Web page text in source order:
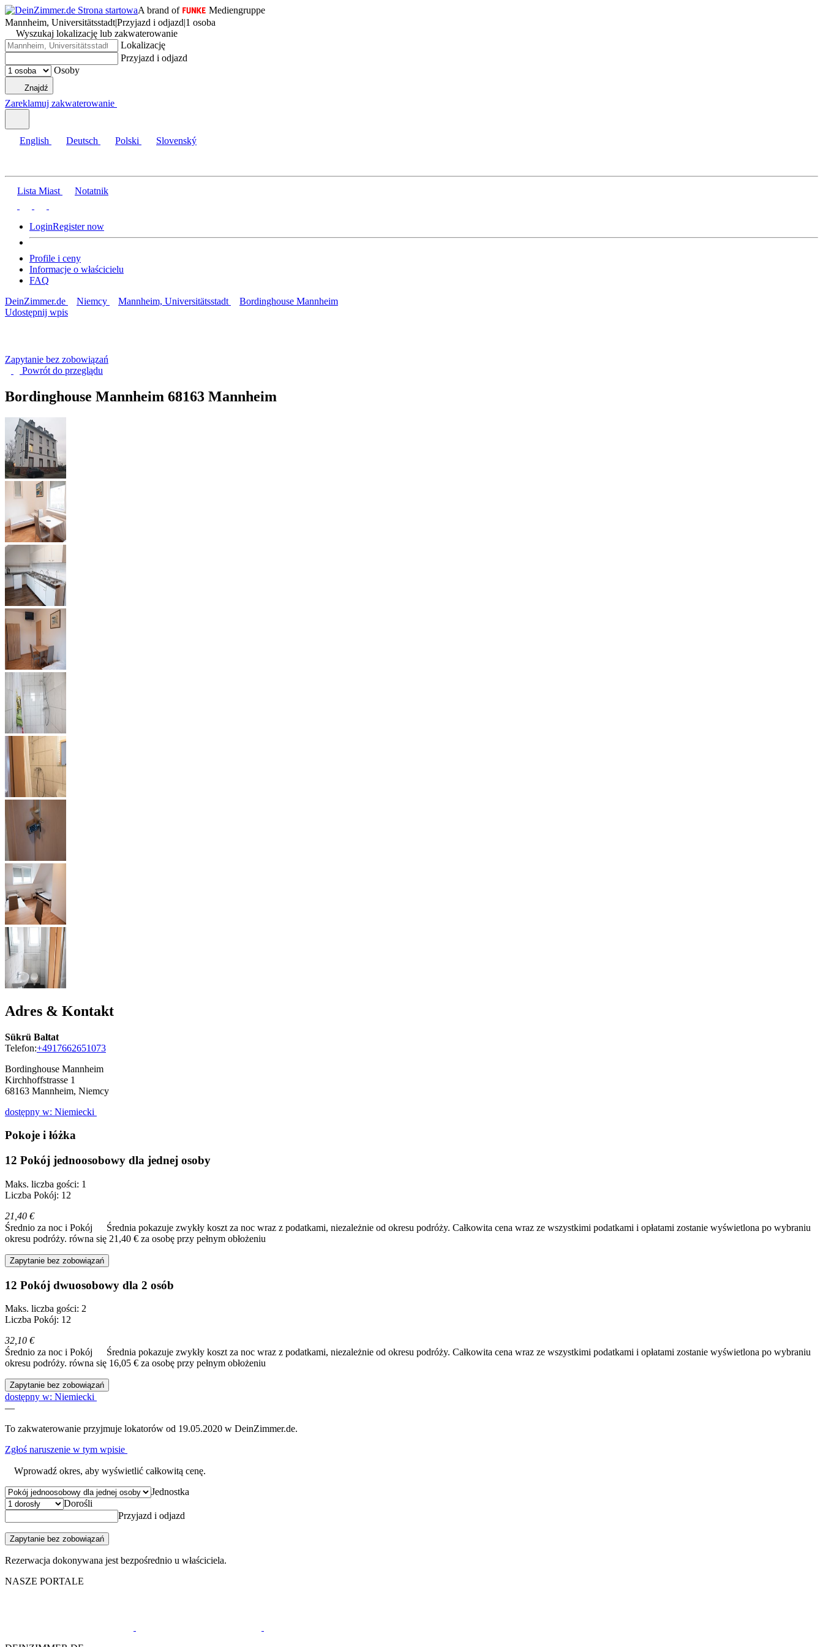
A brand of
Mediengruppe
Mannheim, Universitätsstadt|Przyjazd i odjazd|1 osoba
Wyszukaj lokalizację lub zakwaterowanie
Lokalizację
Przyjazd i odjazd
Osoby
Znajdź
Zareklamuj zakwaterowanie
English Deutsch Polski Slovenský
Lista Miast Notatnik
LoginRegister now
Profile i ceny
Informacje o właścicielu
FAQ
DeinZimmer.de
Niemcy Mannheim, Universitätsstadt
Bordinghouse Mannheim
Udostępnij wpis
Zapytanie bez zobowiązań
Powrót do przeglądu
Bordinghouse Mannheim 68163 Mannheim
Adres & Kontakt
Sükrü Baltat
Telefon:+4917662651073
Bordinghouse Mannheim
Kirchhoffstrasse 1
68163 Mannheim, Niemcy
dostępny w: Niemiecki
Pokoje i łóżka
12 Pokój jednoosobowy dla jednej osoby
Maks. liczba gości: 1
Liczba Pokój: 12
21,40 €
Średnio za noc i Pokój
Średnia pokazuje zwykły koszt za noc wraz z podatkami, niezależnie od okresu podróży. Całkowita cena wraz ze wszystkimi podatkami i opłatami zostanie wyświetlona po wybraniu
okresu podróży. równa się 21,40 € za osobę przy pełnym obłożeniu
Zapytanie bez zobowiązań
12 Pokój dwuosobowy dla 2 osób
Maks. liczba gości: 2
Liczba Pokój: 12
32,10 €
Średnio za noc i Pokój
Średnia pokazuje zwykły koszt za noc wraz z podatkami, niezależnie od okresu podróży. Całkowita cena wraz ze wszystkimi podatkami i opłatami zostanie wyświetlona po wybraniu
okresu podróży. równa się 16,05 € za osobę przy pełnym obłożeniu
Zapytanie bez zobowiązań
dostępny w: Niemiecki
—
To zakwaterowanie przyjmuje lokatorów od 19.05.2020 w DeinZimmer.de.
Zgłoś naruszenie w tym wpisie
Wprowadź okres, aby wyświetlić całkowitą cenę.
Jednostka
Dorośli
Przyjazd i odjazd
Zapytanie bez zobowiązań
Rezerwacja dokonywana jest bezpośrednio u właściciela.
NASZE PORTALE